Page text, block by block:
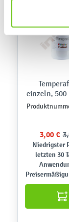
einzeln,
3,00 €
Niedrigster
letzten 30